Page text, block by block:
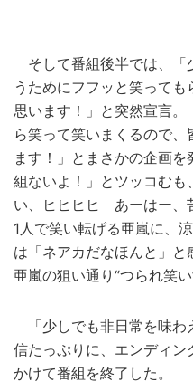
そして番組後半では、「
うためにフフッと笑って
思います！」と突然宣言
ら笑って笑いまくるので
ます！」とまさかの企画
組ないよ！」とツッコむ
い、ヒヒヒヒ あーはー、
1人で笑い転げる亜嵐に、
は「ネアカだなほんと」と
亜嵐の狙い通り“つられ笑い”
「少しでも非日常を味わ
信たっぷりに、エンディン
かけて番組を終了した。